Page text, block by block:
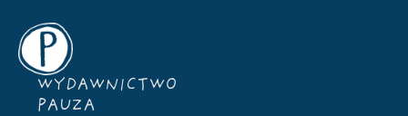
WYDAWNICTWO
PAUZA